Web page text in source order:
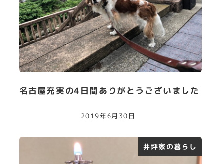
名古屋充実の4日間ありがとうございました
2019年6月30日
井坪家の暮らし